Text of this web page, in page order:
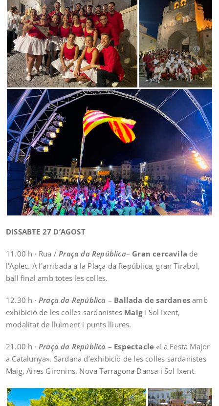
DISSABTE 27 D’AGOST
11.00 h · Rua /Praça da República– Gran cercavila de
l’Aplec. A l’arribada a la Plaça da República, gran Tirabol,
ball final amb totes les colles.
12.30 h · Praça da República – Ballada de sardanes amb
exhibició de les colles sardanistes Maigi Sol Ixent,
modalitat de lluïment i punts lliures.
21.00 h · Praça da República – Espectacle «La Festa Major
a Catalunya». Sardana d’exhibició de les colles sardanistes
Maig, Aires Gironins, Nova Tarragona Dansa i Sol Ixent.